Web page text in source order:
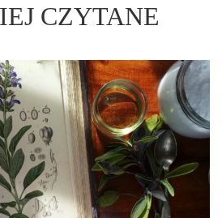
CZYTANE